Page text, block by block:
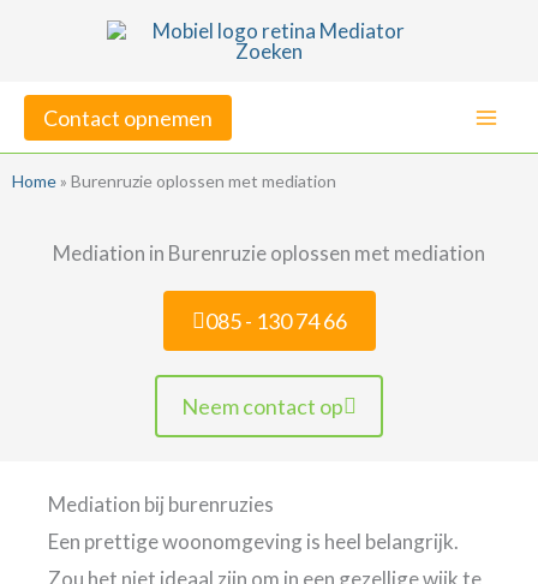
inhoudContact opnemen
Home » Burenruzie oplossen met mediation
Mediation in Burenruzie oplossen met mediation
085 - 130 74 66
Neem contact op
Mediation bij burenruzies
Een prettige woonomgeving is heel belangrijk.
Zou het niet ideaal zijn om in een gezellige wijk te